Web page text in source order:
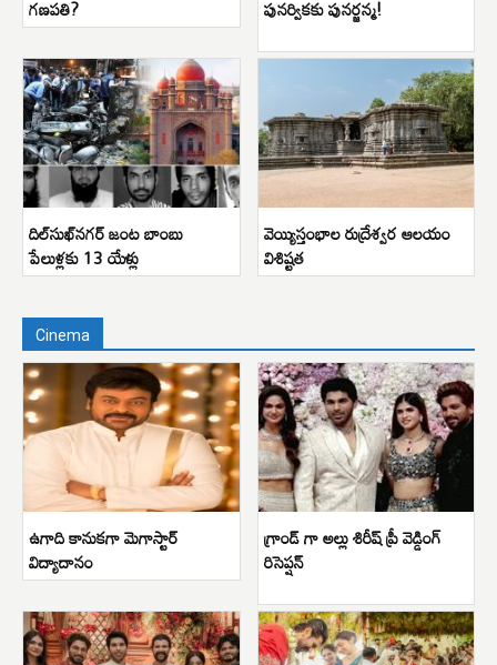
గణపతి? పునర్వికకు పునర్జన్మ!
దిల్‌సుఖ్‌నగర్ జంట బాంబు
పేలుళ్లకు 13 యేళ్లు
వెయ్యిస్తంభాల రుద్రేశ్వర ఆలయం
విశిష్టత
Cinema
ఉగాది కానుకగా మెగాస్టార్
విద్యాదానం
గ్రాండ్ గా అల్లు శిరీష్ ప్రీ వెడ్డింగ్
రిసెప్షన్